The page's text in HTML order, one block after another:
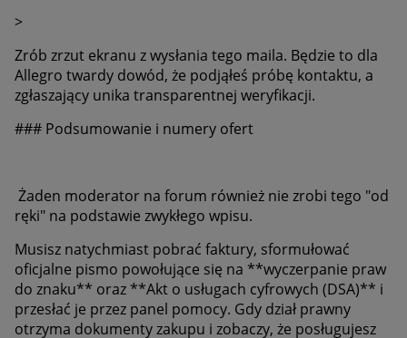
>
Zrób zrzut ekranu z wysłania tego maila. Będzie to dla
Allegro twardy dowód, że podjąłeś próbę kontaktu, a
zgłaszający unika transparentnej weryfikacji.
### Podsumowanie i numery ofert
Żaden moderator na forum również nie zrobi tego "od
ręki" na podstawie zwykłego wpisu.
Musisz natychmiast pobrać faktury, sformułować
oficjalne pismo powołujące się na **wyczerpanie praw
do znaku** oraz **Akt o usługach cyfrowych (DSA)** i
przesłać je przez panel pomocy. Gdy dział prawny
otrzyma dokumenty zakupu i zobaczy, że posługujesz